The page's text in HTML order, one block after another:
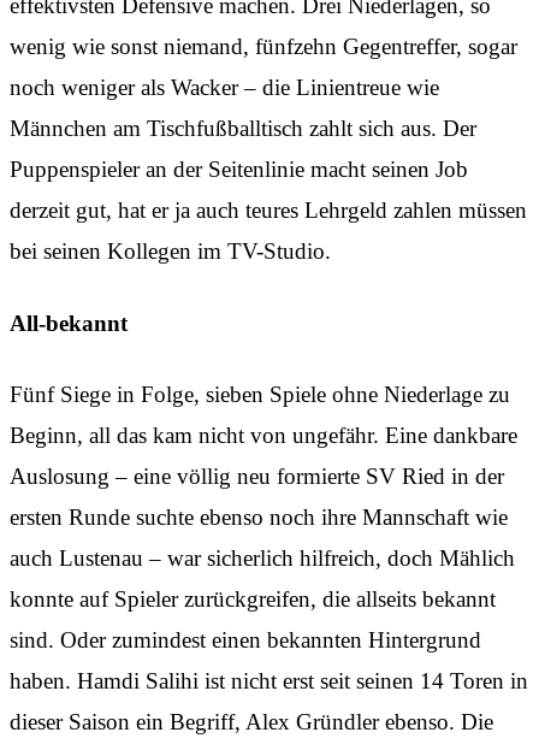
effektivsten Defensive machen. Drei Niederlagen, so
wenig wie sonst niemand, fünfzehn Gegentreffer, sogar
noch weniger als Wacker – die Linientreue wie
Männchen am Tischfußballtisch zahlt sich aus. Der
Puppenspieler an der Seitenlinie macht seinen Job
derzeit gut, hat er ja auch teures Lehrgeld zahlen müssen
bei seinen Kollegen im TV-Studio.
All-bekannt
Fünf Siege in Folge, sieben Spiele ohne Niederlage zu
Beginn, all das kam nicht von ungefähr. Eine dankbare
Auslosung – eine völlig neu formierte SV Ried in der
ersten Runde suchte ebenso noch ihre Mannschaft wie
auch Lustenau – war sicherlich hilfreich, doch Mählich
konnte auf Spieler zurückgreifen, die allseits bekannt
sind. Oder zumindest einen bekannten Hintergrund
haben. Hamdi Salihi ist nicht erst seit seinen 14 Toren in
dieser Saison ein Begriff, Alex Gründler ebenso. Die